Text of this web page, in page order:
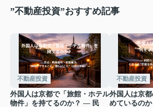
”不動産投資”おすすめ記事
不動産投資
外国人は京都で「旅館・ホテル
物件」を持てるのか？ ― 民
不動産投資
外国人は京
めているの